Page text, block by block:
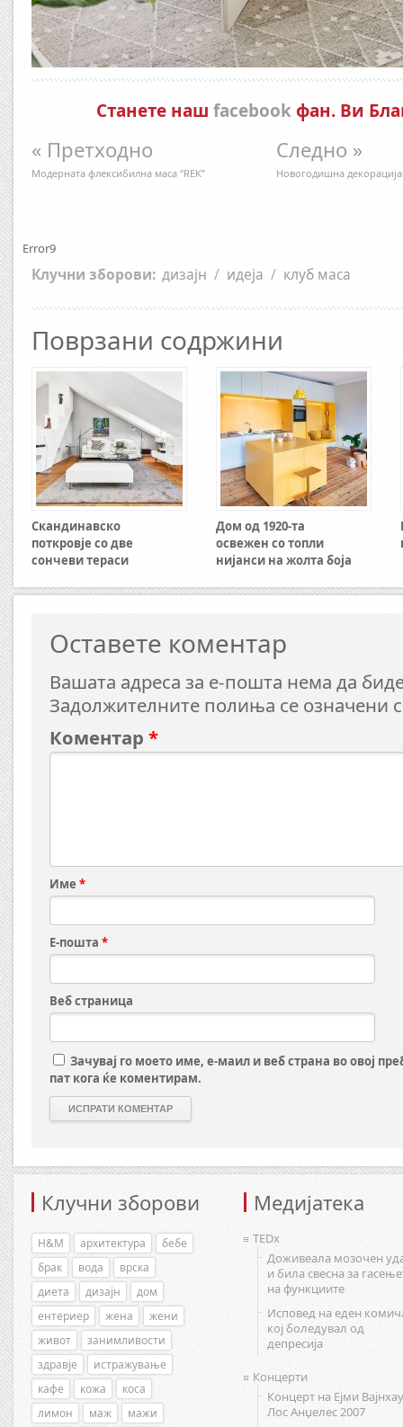
Станете наш facebookфан. Ви
« Претходно
Модерната флексибилна маса “REK”
Следно »
Новогодишна
Error9
Error9
Клучни зборови: дизајн / идеја / клуб маса
Поврзани содржини
Скандинавско
поткровје со две
сончеви тераси
Дом од 1920-та
освежен со топли
нијанси на жолта боја
Оставете коментар
Вашата адреса за е-пошта нема да
Задолжителните полиња се означени
Коментар *
Име *
Е-пошта *
Веб страница
Зачувај го моето име, е-маил и веб страна во овој
пат кога ќе коментирам.
Клучни зборови
H&M архитектура
бебе
брак
вода
врска
диета
дизајн
дом
ентериер
жена
жени
живот
занимливости
здравје
истражување
кафе
кожа
коса
лимон
маж
мажи
Медијатека
TEDx
Доживеала мозочен
и била свесна за
на функциите
Исповед на еден
кој боледувал од
депресија
Концерти
Концерт на Ејми
Лос Анџелес 2007